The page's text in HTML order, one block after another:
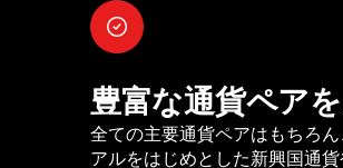
豊富な通貨ペア
全ての主要通貨ペアはもちろ
アルをはじめとした新興国通